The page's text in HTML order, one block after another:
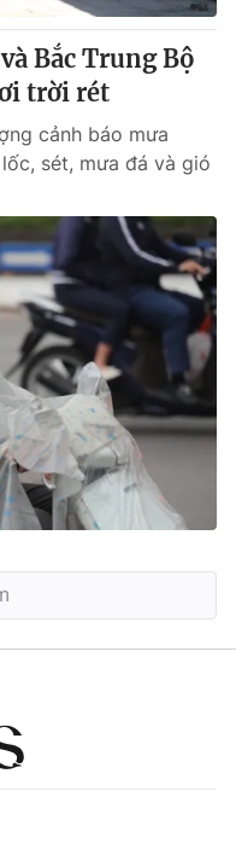
Bắc Trung Bộ
trời rét
cảnh báo mưa
sét, mưa đá và gió